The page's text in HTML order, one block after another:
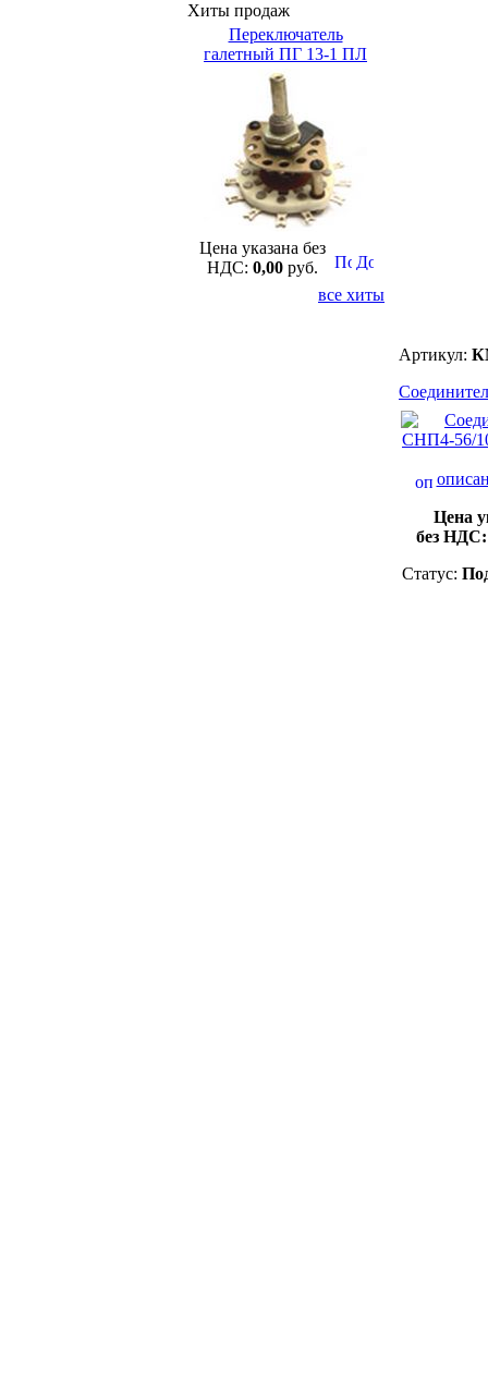
Хиты продаж
Переключатель
галетный ПГ 13-1 ПЛ
Цена указана без
НДС: 0,00руб.
все хиты
Артикул:
Цена
без
Статус: